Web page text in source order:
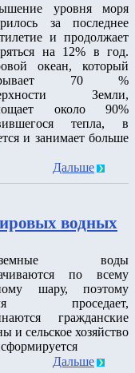
уровня моря
за последнее
и продолжает
на 12% в год.
океан, который
70 %
Земли,
около 90%
тепла, в
и занимает больше
Дальше
водных
воды
по всему
шару, поэтому
проседает,
гражданские
и сельское хозяйство
Дальше